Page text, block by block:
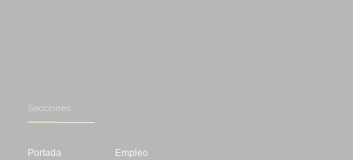
Secciones
Portada Empleo